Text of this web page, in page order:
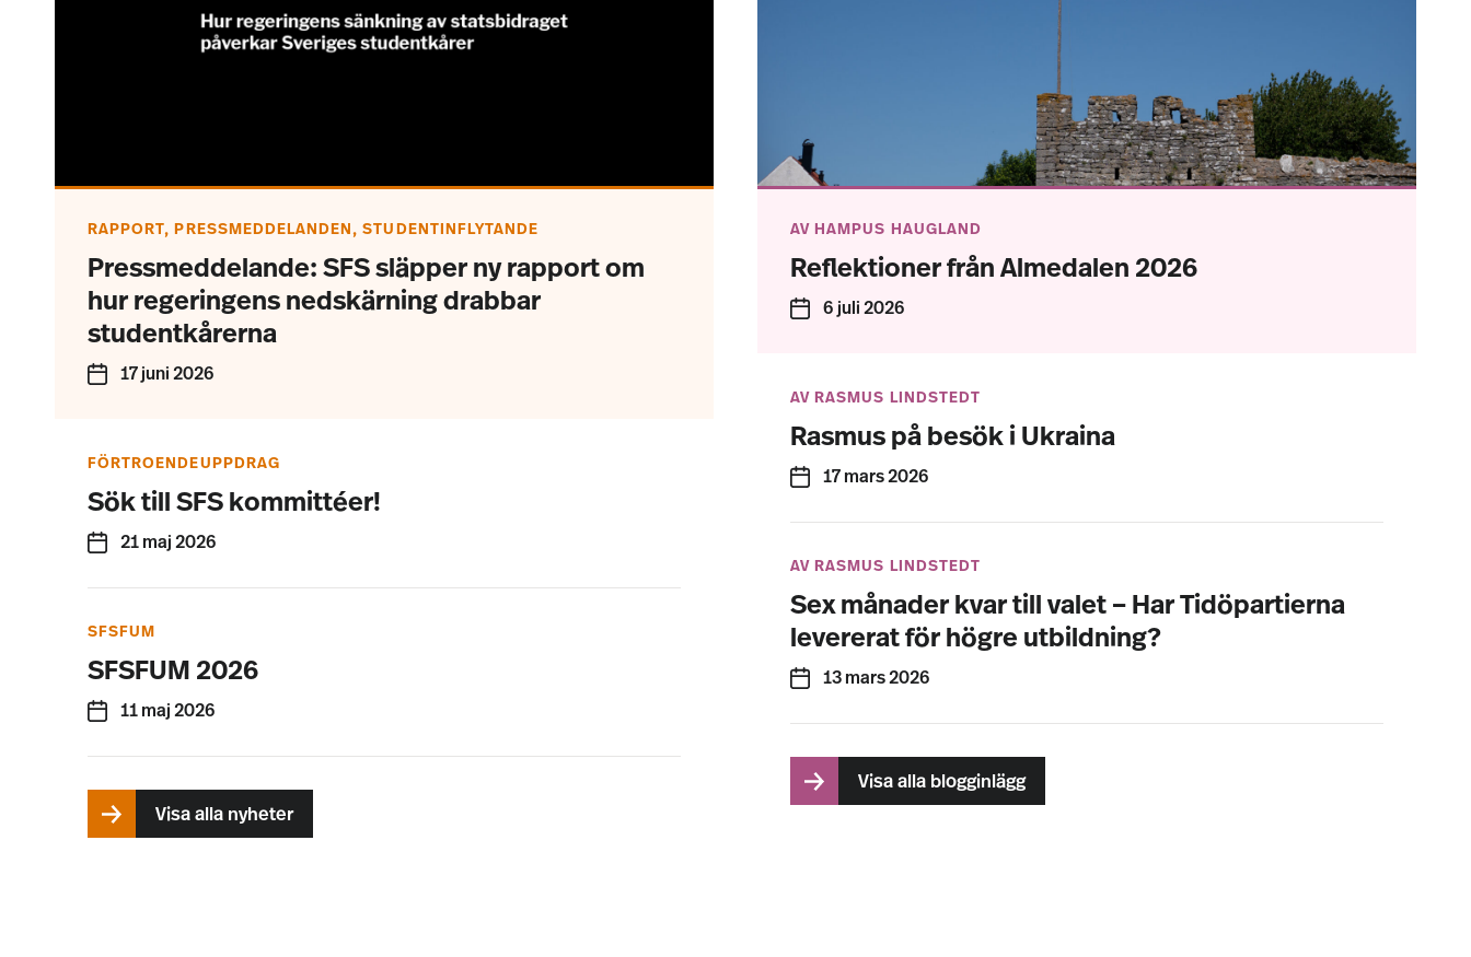
RAPPORT, PRESSMEDDELANDEN, STUDENTINFLYTANDE
Pressmeddelande: SFS släpper ny rapport om
hur regeringens nedskärning drabbar
studentkårerna
17 juni 2026
FÖRTROENDEUPPDRAG
Sök till SFS kommittéer!
21 maj 2026
SFSFUM
SFSFUM 2026
11 maj 2026
Visa alla nyheter
AV HAMPUS HAUGLAND
Reflektioner från Almedalen 2026
6 juli 2026
AV RASMUS LINDSTEDT
Rasmus på besök i Ukraina
17 mars 2026
AV RASMUS LINDSTEDT
Sex månader kvar till valet – Har Tidöpartierna
levererat för högre utbildning?
13 mars 2026
Visa alla blogginlägg